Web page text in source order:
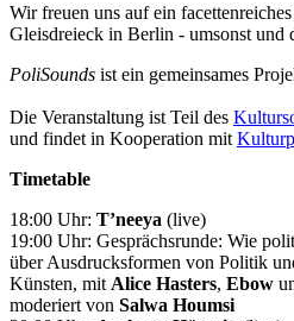
Wir freuen uns auf ein
Gleisdreieck in Berlin - umsonst und
PoliSounds ist ein gemeinsames
Die Veranstaltung ist Teil des
und findet in Kooperation mit
Timetable
18:00 Uhr: T’neeya (live)
19:00 Uhr: Gesprächsrunde: Wie
über Ausdrucksformen von Politik
Künsten, mit Alice Hasters, Ebow
moderiert von Salwa Houmsi